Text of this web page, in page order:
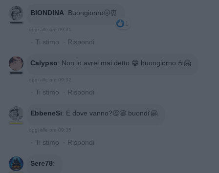
BIONDINA: Buongiorno🌝⏰
1
oggi alle ore 09:31
· Ti stimo · Rispondi
Calypso: Non lo avrei mai detto 😁 buongiorno ☕🤗
oggi alle ore 09:32
· Ti stimo · Rispondi
EbbeneSi: E dove vanno?🤔😅 buondi'🤗
oggi alle ore 09:35
· Ti stimo · Rispondi
Sere78: